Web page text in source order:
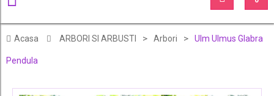
Acasa ARBORI SI ARBUSTI > Arbori > Ulm Ulmus Glabra
Pendula